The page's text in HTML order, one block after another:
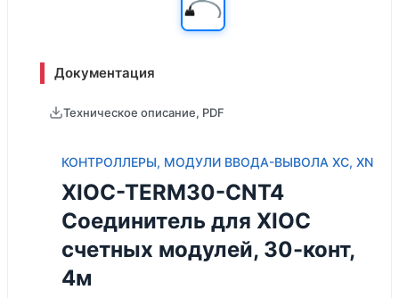
Документация
Техническое описание, PDF
КОНТРОЛЛЕРЫ, МОДУЛИ ВВОДА-ВЫВОЛА XC, XN
XIOC-TERM30-CNT4
Соединитель для XIOC
счетных модулей, 30-конт,
4м